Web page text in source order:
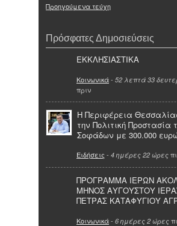
Προηγούμενα τεύχη
Πρόσφατες Δημοσιεύσεις
ΕΚΚΛΗΣΙΑΣΤΙΚΑ
Κοινωνικά- 52 λεπτά 33
πριν
Η Περιφέρεια
την Πολιτική Προστασία
Σοφάδων με 300.000
Ειδήσεις - 4 ημέρες 22 ώρες
ΠΡΟΓΡΑΜΜΑ ΙΕΡΩΝ
ΜΗΝΟΣ ΑΥΓΟΥΣΤΟΥ
ΠΕΤΡΑΣ ΚΑΤΑΦΥΓΙΟΥ
Κοινωνικά- 6 ημέρες 2 ώρες